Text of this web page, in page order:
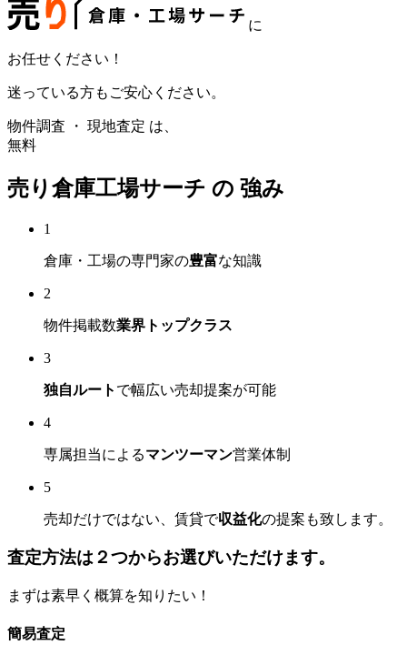
に
お任せください！
迷っている方もご安心ください。
物件調査 ・ 現地査定 は、
無料
売り倉庫工場サーチ の 強み
1
倉庫・工場の専門家の豊富な知識
2
物件掲載数業界トップクラス
3
独自ルート で幅広い売却提案が可能
4
専属担当によるマンツーマン営業体制
5
売却だけではない、賃貸で収益化の提案も致します。
査定方法は２つからお選びいただけます。
まずは素早く概算を知りたい！
簡易査定